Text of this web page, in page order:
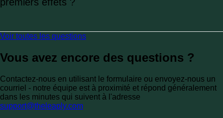
premiers effets ?
Voir toutes les questions
Vous avez encore des questions ?
Contactez-nous en utilisant le formulaire ou envoyez-nous un
courriel - notre équipe est à proximité et répond généralement
dans les minutes qui suivent à l'adresse
support@theleaply.com